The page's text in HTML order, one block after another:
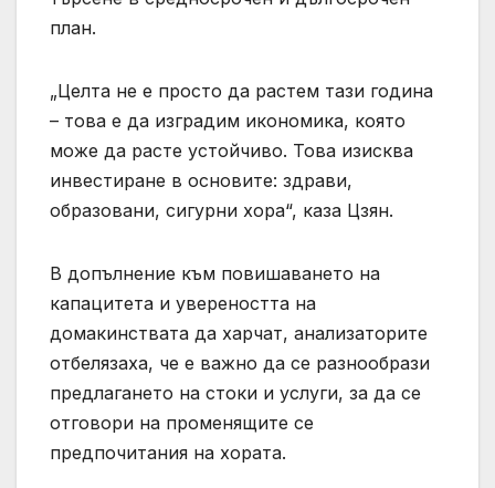
план.
„Целта не е просто да растем тази година
– това е да изградим икономика, която
може да расте устойчиво. Това изисква
инвестиране в основите: здрави,
образовани, сигурни хора“, каза Цзян.
В допълнение към повишаването на
капацитета и увереността на
домакинствата да харчат, анализаторите
отбелязаха, че е важно да се разнообрази
предлагането на стоки и услуги, за да се
отговори на променящите се
предпочитания на хората.